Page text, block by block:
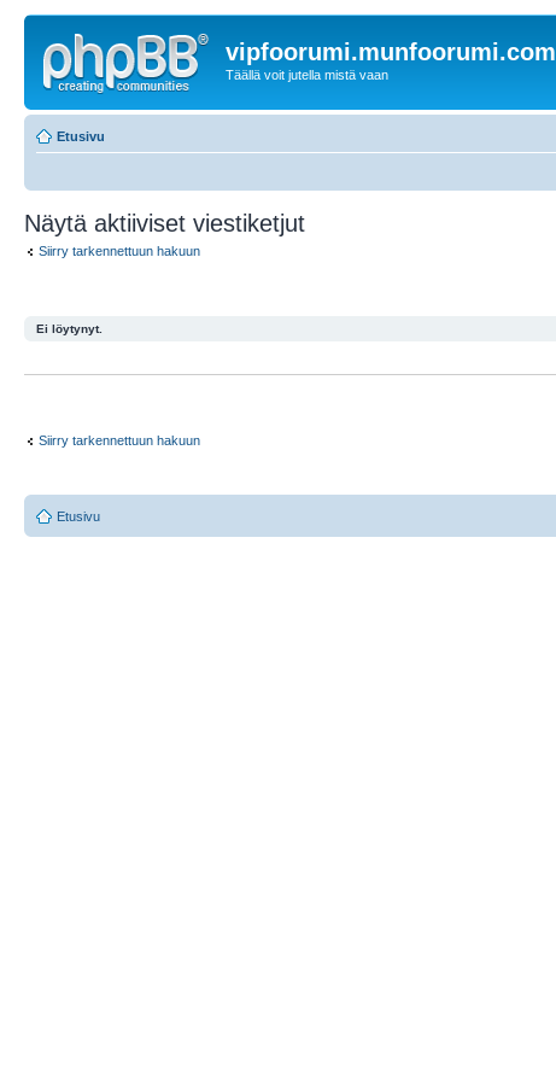
vipfoorumi.munfoorumi.com
Täällä voit jutella mistä vaan
Etusivu
Näytä aktiiviset viestiketjut
Siirry tarkennettuun hakuun
Ei löytynyt.
Siirry tarkennettuun hakuun
Etusivu